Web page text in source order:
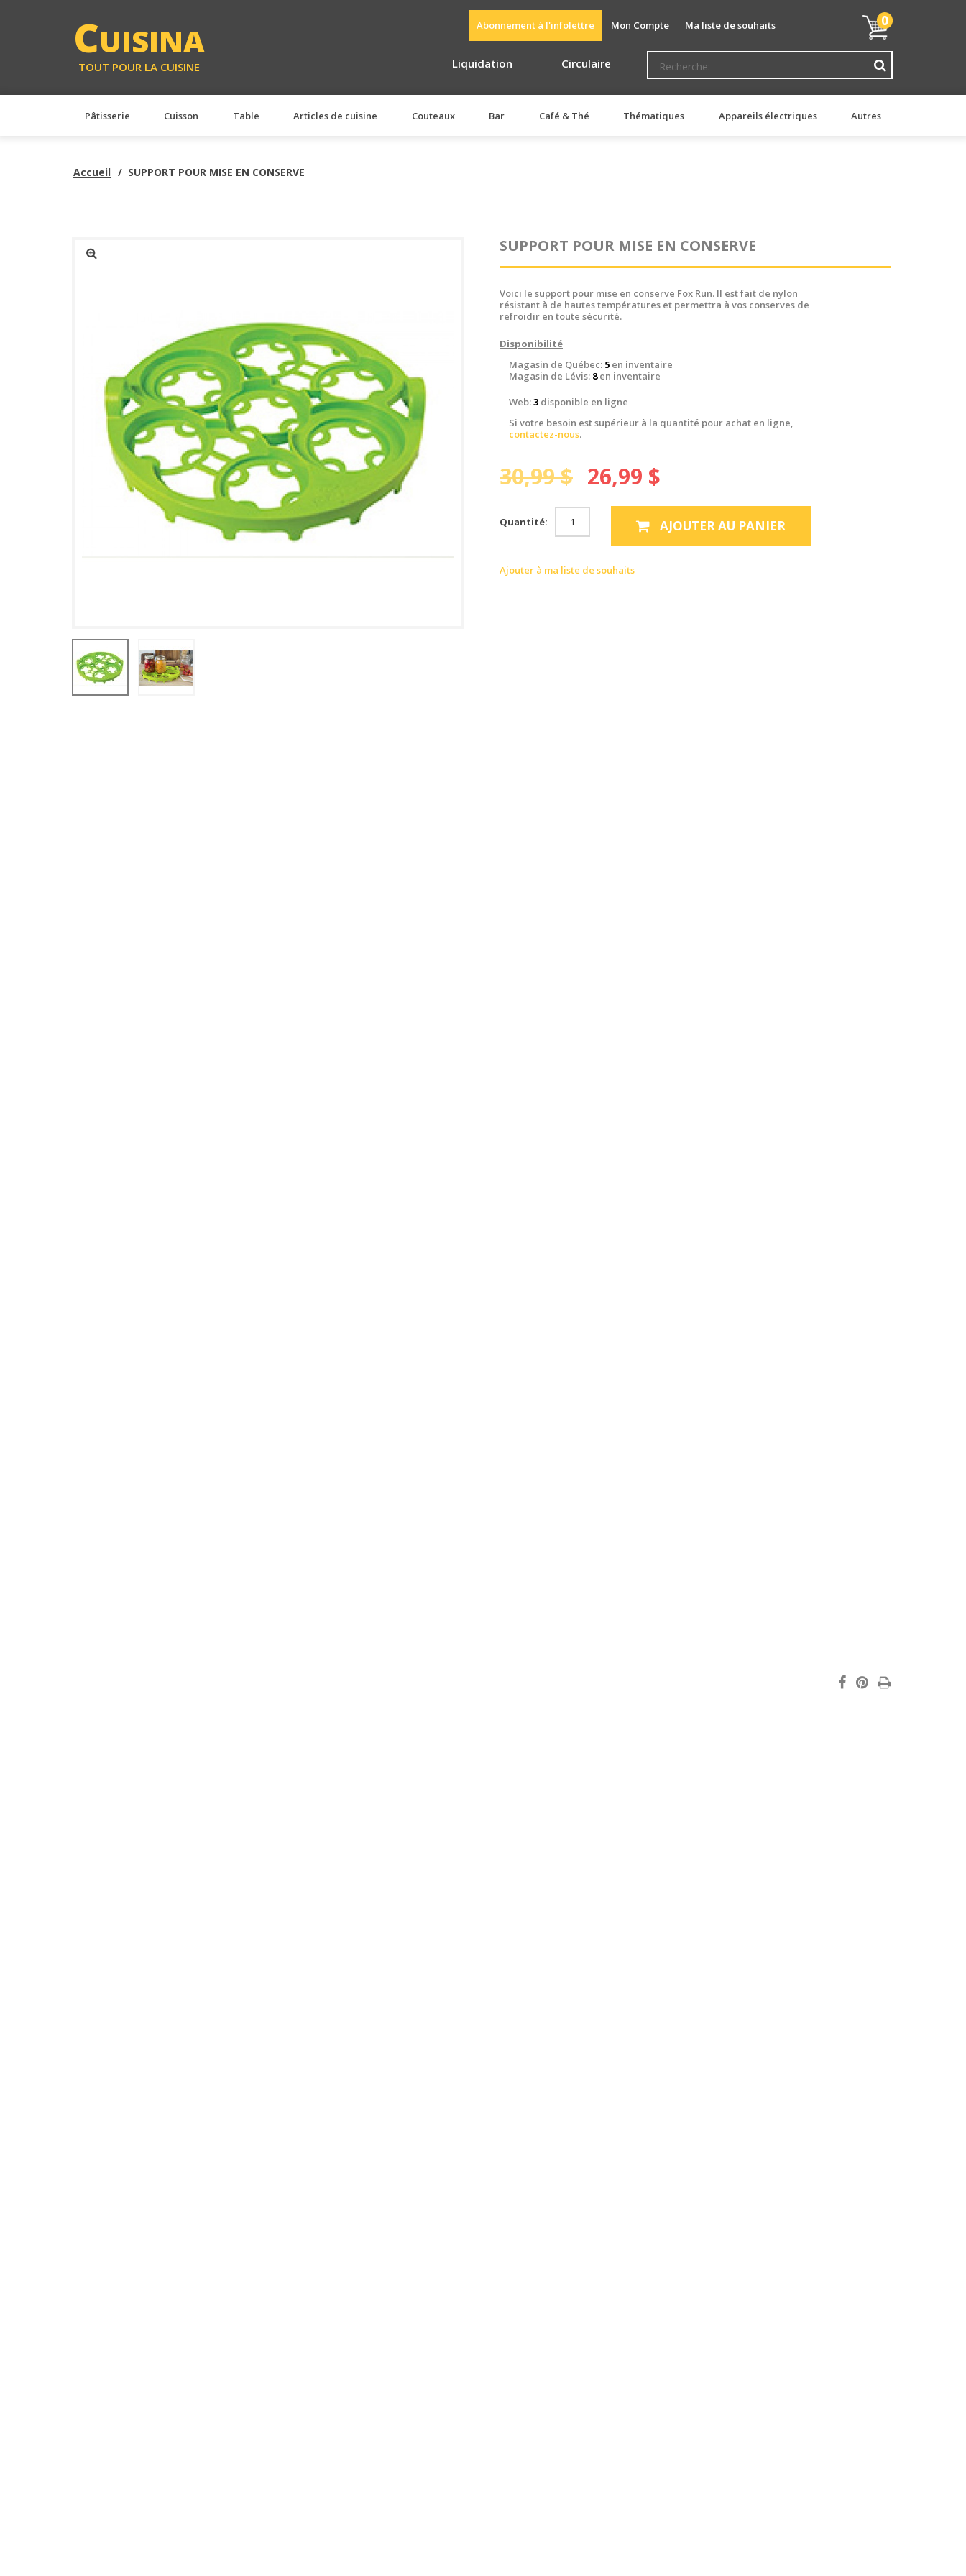
CUISINA
TOUT POUR LA CUISINE
Mon
panier
0
Abonnement à l'infolettre Mon Compte Ma liste de souhaits
Liquidation Circulaire
Pâtisserie Cuisson Table Articles de cuisine Couteaux Bar Café & Thé Thématiques Appareils électriques Autres
Accueil SUPPORT POUR MISE EN CONSERVE
SUPPORT POUR MISE EN CONSERVE
Voici le support pour mise en conserve Fox Run. Il est fait de nylon
résistant à de hautes températures et permettra à vos conserves de
refroidir en toute sécurité.
Disponibilité
Magasin de Québec: 5 en inventaire
Magasin de Lévis: 8en inventaire
Web:3 disponible en ligne
Si votre besoin est supérieur à la quantité pour achat en ligne,
contactez-nous.
30,99 $ 26,99 $
Quantité: AJOUTER AU PANIER
Ajouter à ma liste de souhaits